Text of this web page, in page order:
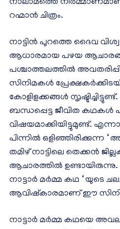
നാലാമത്തെ
റഹ്മാൻ ചിത്രം.
നാട്ടിൻ പുറത്തെ ദൈവ
ആധാരമായ പഴയ
പശ്ചാത്തലത്തിൽ
സിനിമകൾ
കോളിളക്കങ്ങൾ
ബന്ധപ്പെട്ട ജീവിത കഥകൾ
വിഷയമാക്കിയിട്ടുമുണ്ട്.
പിന്നിൽ ഒളിഞ്ഞിരിക്കുന്ന
തമിഴ് നാട്ടിലെ തെക്കൻ
ആചാരത്തിൽ ഉണ്ടായിരുന്നു.
നാട്ടാർ മർമ്മ കഥ ‘ യുടെ
ആവിഷ്കാരമാണ് ഈ
നാട്ടാർ മർമ്മ കഥയെ